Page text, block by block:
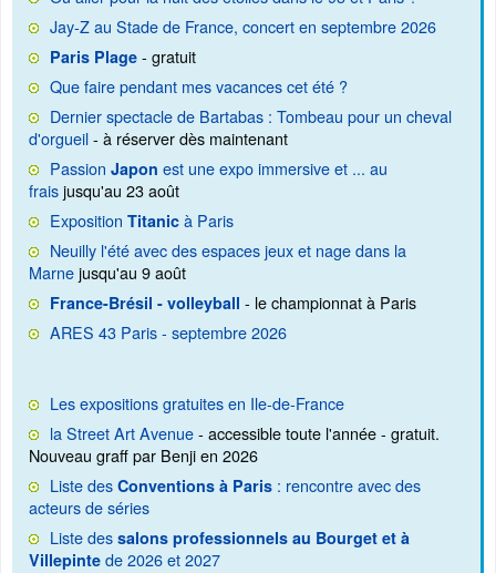
Jay-Z au Stade de France, concert en septembre 2026
Paris Plage - gratuit
Que faire pendant mes vacances cet été ?
Dernier spectacle de Bartabas : Tombeau pour un cheval
d'orgueil- à réserver dès maintenant
Passion Japon est une expo immersive et ... au
fraisjusqu'au 23 août
Exposition Titanic à Paris
Neuilly l'été avec des espaces jeux et nage dans la
Marnejusqu'au 9 août
France-Brésil - volleyball - le championnat à Paris
ARES 43 Paris - septembre 2026
Les expositions gratuites en Ile-de-France
la Street Art Avenue- accessible toute l'année - gratuit.
Nouveau graff par Benji en 2026
Liste des Conventions à Paris : rencontre avec des
acteurs de séries
Liste des salons professionnels au Bourget et à
Villepinte de 2026 et 2027